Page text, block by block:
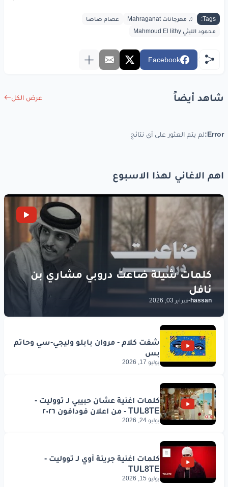
Tags: ♫ مهرجانات Mahraganat
عصام صاصا
محمود الليثي Mahmoud El lithy
Facebook
شاهد أيضاً عرض الكل
Error: لم يتم العثور على أي نتائج
اهم الاغاني لهذا الاسبوع
hassan
-فبراير 03, 2026
يوليو 17, 2026
يوليو 24, 2026
يوليو 15, 2026